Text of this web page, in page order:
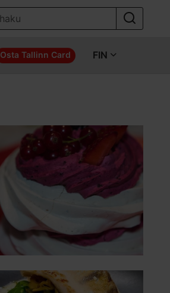
Osta Tallinn Card FIN